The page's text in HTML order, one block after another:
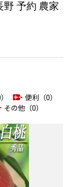
野 予約 農家
便利（0）
その他（0）